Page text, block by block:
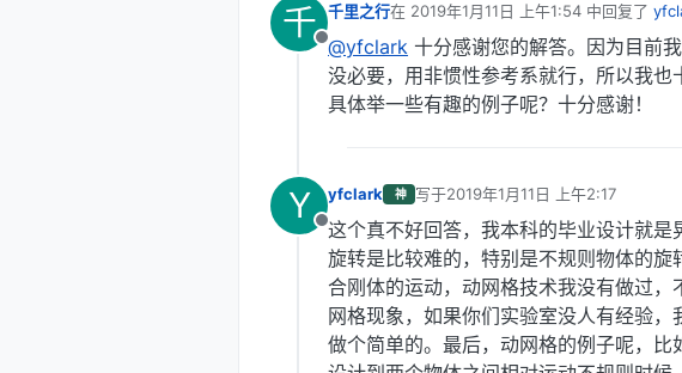
千
离线
千里之行在 2019年1月11日 上午1:54 中回复了
最后由 编辑
@yfclark 十分感谢您的解答。因为目前
没必要，用非惯性参考系就行，所以我
具体举一些有趣的例子呢？十分感谢！
Y
离线
yfclark 神 写于2019年1月11日 上午2:17
最后由 编辑
这个真不好回答，我本科的毕业设计就
旋转是比较难的，特别是不规则物体的
合刚体的运动，动网格技术我没有做过
网格现象，如果你们实验室没人有经验
做个简单的。最后，动网格的例子呢，